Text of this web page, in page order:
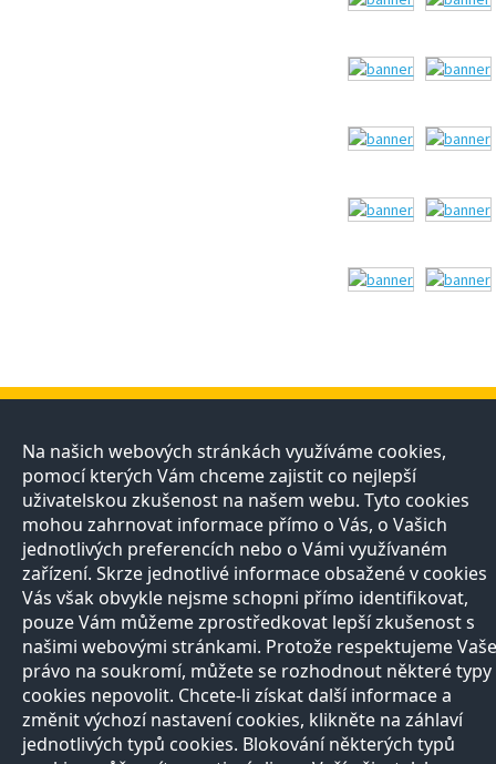
O projektu
Naši partneři
Razítková
samoobsluha
Autoři
Vědci
Zeptejte se
přírodovědců
FAQ
Výhody registrace
Registrace
Nabídka služeb
Registrace
Otevírací doba
Vše o nákupu
Reklamační řád
Všechny
kontakty
média
Copyright © 2013, Prirodovedci.cz jsou komunikačním projektemPřírodovědecké
fakultyUK v Praze. VytvořiloAndweb s.r.o. Mapa stránek
Na našich webových stránkách využíváme cookies,
pomocí kterých Vám chceme zajistit co nejlepší
uživatelskou zkušenost na našem webu. Tyto cookies
mohou zahrnovat informace přímo o Vás, o Vašich
jednotlivých preferencích nebo o Vámi využívaném
zařízení. Skrze jednotlivé informace obsažené v cookies
Vás však obvykle nejsme schopni přímo identifikovat,
pouze Vám můžeme zprostředkovat lepší zkušenost s
našimi webovými stránkami. Protože respektujeme Vaše
právo na soukromí, můžete se rozhodnout některé typy
cookies nepovolit. Chcete-li získat další informace a
změnit výchozí nastavení cookies, klikněte na záhlaví
jednotlivých typů cookies. Blokování některých typů